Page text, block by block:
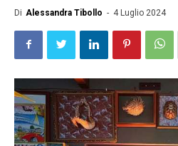
Di Alessandra Tibollo - 4 Luglio 2024